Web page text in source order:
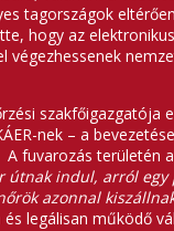
tagországok
hogy az
végezhessenek
nek – a
fuvarozás területén
útnak indul, arról
azonnal
legálisan működő